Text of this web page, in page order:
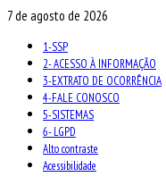
7 de agosto de 2026
1-SSP
2- ACESSO À INFORMAÇÃO
3-EXTRATO DE OCORRÊNCIA
4-FALE CONOSCO
5-SISTEMAS
6- LGPD
Alto contraste
Acessibilidade